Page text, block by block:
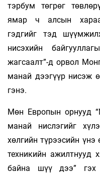
тэрбум төгрөг
ямар ч алсын
гэдгийг тэд
нисэхийн
жагсаалт”-д орвол
манай дээгүүр нисэж
гэнэ.
Мөн Европын орнууд
манай нислэгийг
хөлгийн түрээсийн үнэ
техникийн ажилтнууд
байна шүү дээ” гэх